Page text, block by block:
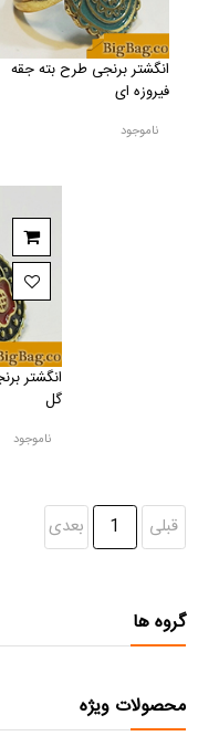
انگشتر برنجی طرح بته جقه
فیروزه ای
ناموجود
انگشتر
گل
ناموجود
قبلی 1 بعدی
گروه ها
محصولات ویژه